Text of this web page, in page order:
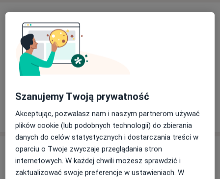
Specjaliści
Internista
Internista, Kardiolog
15 opinii
Adres
Szanujemy Twoją prywatność
Akceptując, pozwalasz nam i naszym partnerom używać
plików cookie (lub podobnych technologii) do zbierania
danych do celów statystycznych i dostarczania treści w
oparciu o Twoje zwyczaje przeglądania stron
internetowych. W każdej chwili możesz sprawdzić i
zaktualizować swoje preferencje w ustawieniach. W